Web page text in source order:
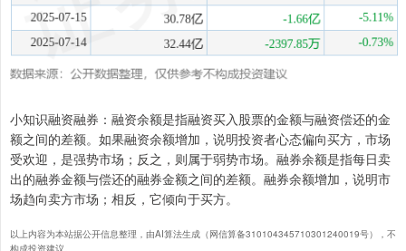
小知识融资融券：融资余额是指融资买入股票的金额与融资偿还的金
额之间的差额。如果融资余额增加，说明投资者心态偏向买方，市场
受欢迎，是强势市场；反之，则属于弱势市场。融券余额是指每日卖
出的融券金额与偿还的融券金额之间的差额。融券余额增加，说明市
场趋向卖方市场；相反，它倾向于买方。
以上内容为本站据公开信息整理，由AI算法生成（网信算备310104345710301240019号），不
构成投资建议。